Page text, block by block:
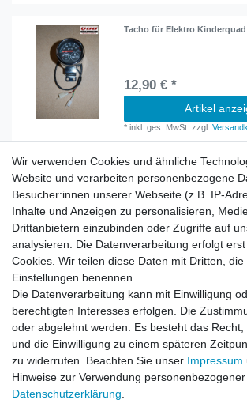
Tacho für Elektro Kinderquad
12,90 € *
Artikel
*inkl. ges. MwSt. zzgl.
Rechtliches
AGB
Widerrufsrecht
Impressum
Datenschutzerklärung
Service
Kontakt
Datenschutzerklärung
FAQ / Ratgeber
Kinderquad
Wir verwenden Cookies und ähnliche
Website und verarbeiten personenbezogene
Besucher:innen unserer Webseite (z.B. IP-
Inhalte und Anzeigen zu personalisieren,
Drittanbietern einzubinden oder Zugriffe auf
analysieren. Die Datenverarbeitung erfolgt
Cookies. Wir teilen diese Daten mit Dritten, die
Einstellungen benennen.
Die Datenverarbeitung kann mit Einwilligung
berechtigten Interesses erfolgen. Die
oder abgelehnt werden. Es besteht das Recht,
und die Einwilligung zu einem späteren
zu widerrufen. Beachten Sie unser Impressum
Hinweise zur Verwendung
Daten­schutz­erklärung